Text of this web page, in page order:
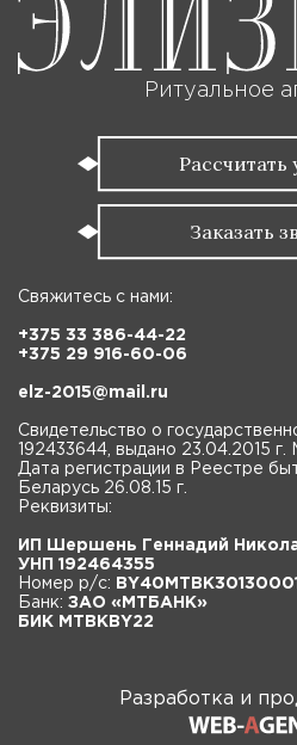
Ритуальное
Рассчитать
Заказать
Свяжитесь с нами:
+375 33 386-44-22
+375 29 916-60-06
elz-2015@mail.ru
Свидетельство о
192433644, выдано 23.04.2015
Дата регистрации в Реестре
Беларусь 26.08.15 г.
Реквизиты:
ИП Шершень Геннадий
УНП 192464355
Номер р/с:
Банк: ЗАО «МТБАНК»
БИК MTBKBY22
Разработка и